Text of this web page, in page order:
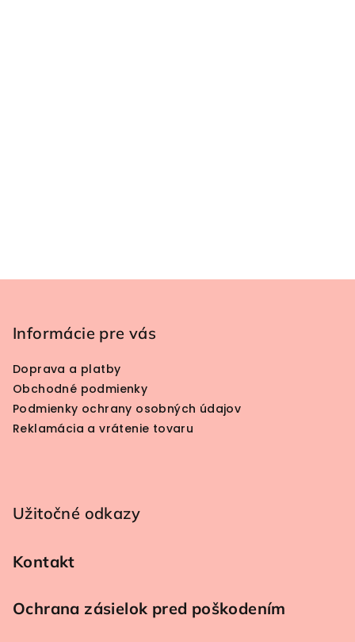
Informácie pre vás
Doprava a platby
Obchodné podmienky
Podmienky ochrany osobných údajov
Reklamácia a vrátenie tovaru
Užitočné odkazy
Kontakt
Ochrana zásielok pred poškodením